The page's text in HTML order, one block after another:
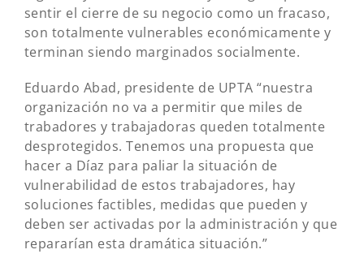
sentir el cierre de su negocio como un fracaso,
son totalmente vulnerables económicamente y
terminan siendo marginados socialmente.
Eduardo Abad, presidente de UPTA “nuestra
organización no va a permitir que miles de
trabadores y trabajadoras queden totalmente
desprotegidos. Tenemos una propuesta que
hacer a Díaz para paliar la situación de
vulnerabilidad de estos trabajadores, hay
soluciones factibles, medidas que pueden y
deben ser activadas por la administración y que
repararían esta dramática situación.”